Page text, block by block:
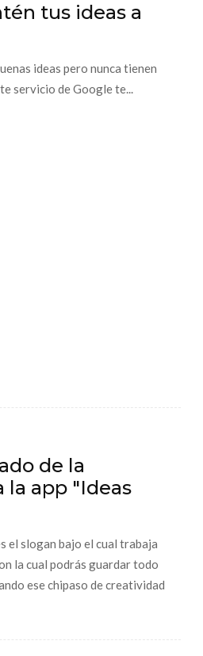
tus ideas a
ideas pero nunca tienen
servicio de Google te...
de la
la app "Ideas
el slogan bajo el cual trabaja
la cual podrás guardar todo
ese chipaso de creatividad